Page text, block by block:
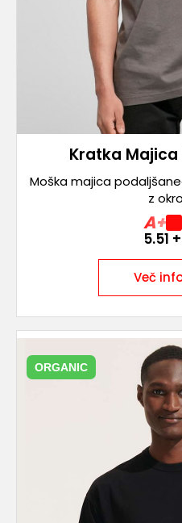
Kratka Majica
Moška majica
z
A+
5.51
Več
ORGANIC